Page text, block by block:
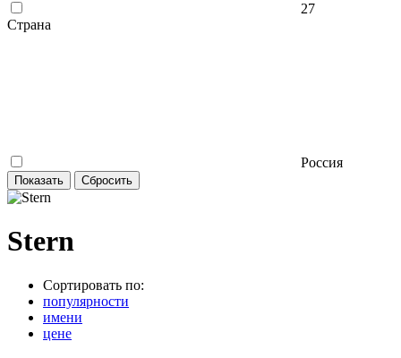
27
Страна
Россия
Stern
Сортировать по:
популярности
имени
цене